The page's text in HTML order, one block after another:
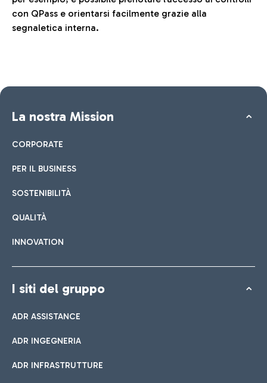
con QPass e orientarsi facilmente grazie alla
segnaletica interna.
La nostra Mission
CORPORATE
PER IL BUSINESS
SOSTENIBILITÀ
QUALITÀ
INNOVATION
I siti del gruppo
ADR ASSISTANCE
ADR INGEGNERIA
ADR INFRASTRUTTURE